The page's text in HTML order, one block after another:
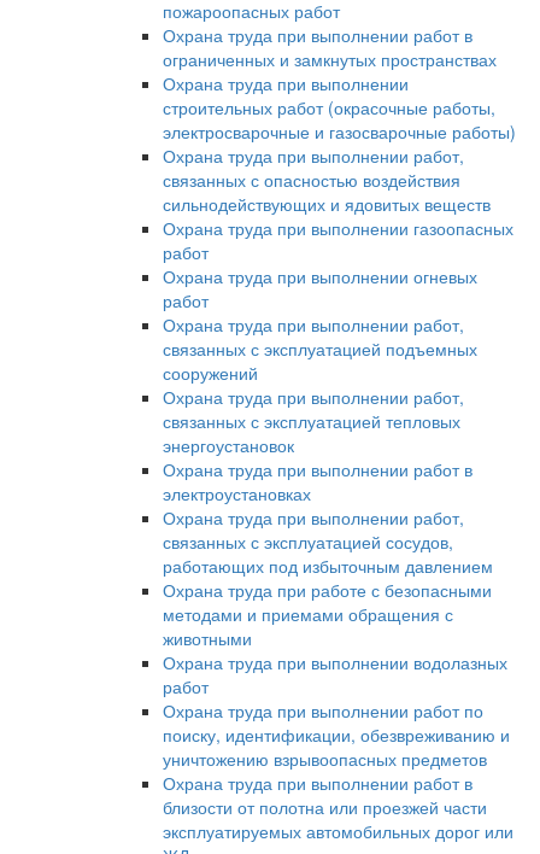
пожароопасных работ
Охрана труда при выполнении работ в
ограниченных и замкнутых пространствах
Охрана труда при выполнении
строительных работ (окрасочные работы,
электросварочные и газосварочные работы)
Охрана труда при выполнении работ,
связанных с опасностью воздействия
сильнодействующих и ядовитых веществ
Охрана труда при выполнении газоопасных
работ
Охрана труда при выполнении огневых
работ
Охрана труда при выполнении работ,
связанных с эксплуатацией подъемных
сооружений
Охрана труда при выполнении работ,
связанных с эксплуатацией тепловых
энергоустановок
Охрана труда при выполнении работ в
электроустановках
Охрана труда при выполнении работ,
связанных с эксплуатацией сосудов,
работающих под избыточным давлением
Охрана труда при работе с безопасными
методами и приемами обращения с
животными
Охрана труда при выполнении водолазных
работ
Охрана труда при выполнении работ по
поиску, идентификации, обезвреживанию и
уничтожению взрывоопасных предметов
Охрана труда при выполнении работ в
близости от полотна или проезжей части
эксплуатируемых автомобильных дорог или